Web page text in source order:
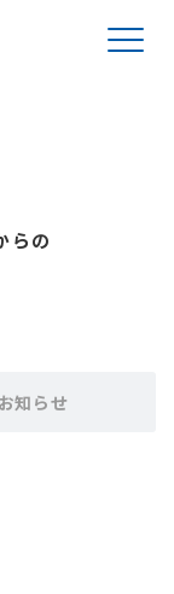
らの
お知らせ